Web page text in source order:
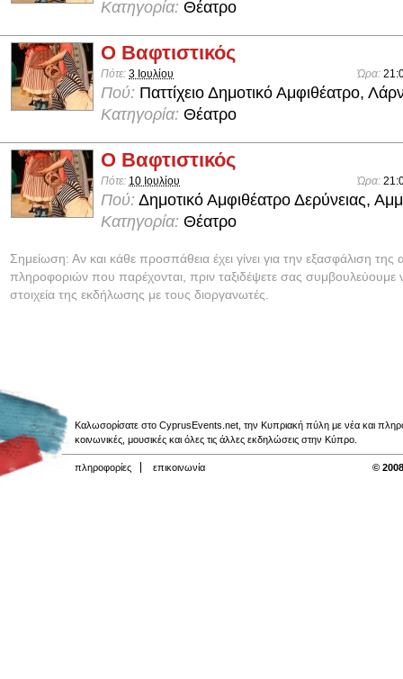
Κατηγορία: Θέατρο
Ο Βαφτιστικός
Πότε: 3 Ιουλίου Ώρα:
Πού: Παττίχειο Δημοτικό Αμφιθέατρο,
Κατηγορία: Θέατρο
Ο Βαφτιστικός
Πότε: 10 Ιουλίου Ώρα:
Πού: Δημοτικό Αμφιθέατρο Δερύνειας,
Κατηγορία: Θέατρο
Σημείωση: Αν και κάθε προσπάθεια έχει γίνει για την εξασφάλιση της
πληροφοριών που παρέχονται, πριν ταξιδέψετε σας συμβουλεύουμε
στοιχεία της εκδήλωσης με τους διοργανωτές.
Καλωσορίσατε στο CyprusEvents.net, την Κυπριακή πύλη με νέα και
κοινωνικές, μουσικές και όλες τις άλλες εκδηλώσεις στην Κύπρο.
πληροφορίες επικοινωνία ©